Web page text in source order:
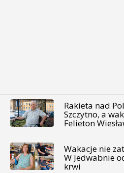
Rakieta nad
Szczytno, a
Felieton
Wakacje nie
W Jedwabnie
krwi